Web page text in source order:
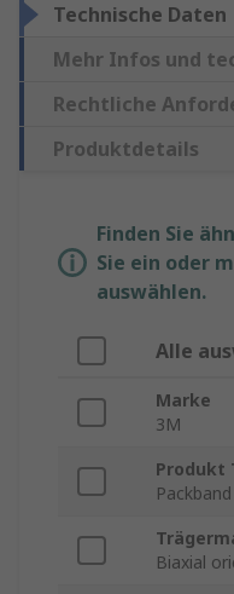
Technische Daten
Mehr Infos und
Rechtliche
Produktdetails
Finden Sie
Sie ein oder
auswählen.
Alle
Marke
3M
Produkt
Packband
Biaxial